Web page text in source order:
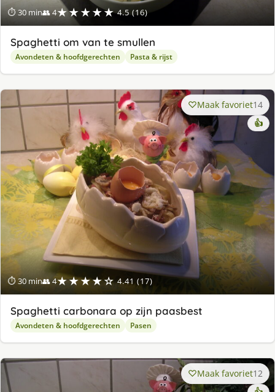
⏱ 30 min👥 4★★★★★ 4.5 (16)
Spaghetti om van te smullen
Avondeten & hoofdgerechten Pasta & rijst
⏱ 30 min👥 4★★★★☆ 4.41 (17)
Maak favoriet14
👍
Spaghetti carbonara op zijn paasbest
Avondeten & hoofdgerechten Pasen
Maak favoriet12